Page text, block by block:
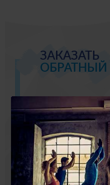
ЗАКАЗАТЬ
Николаев Даниил
индивидуальную
питания для
Пройдет с Вами
который Вам нужен.
Оставь свои
чтобы